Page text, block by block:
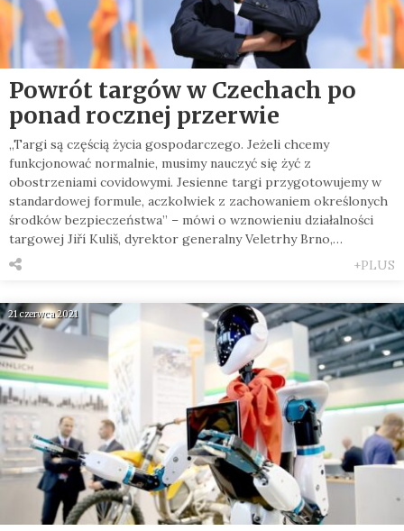
Powrót targów w Czechach po
ponad rocznej przerwie
„Targi są częścią życia gospodarczego. Jeżeli chcemy
funkcjonować normalnie, musimy nauczyć się żyć z
obostrzeniami covidowymi. Jesienne targi przygotowujemy w
standardowej formule, aczkolwiek z zachowaniem określonych
środków bezpieczeństwa” – mówi o wznowieniu działalności
targowej Jiří Kuliš, dyrektor generalny Veletrhy Brno,…
+PLUS
21 czerwca 2021